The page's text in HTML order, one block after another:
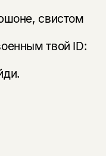
свистом
твой ID: